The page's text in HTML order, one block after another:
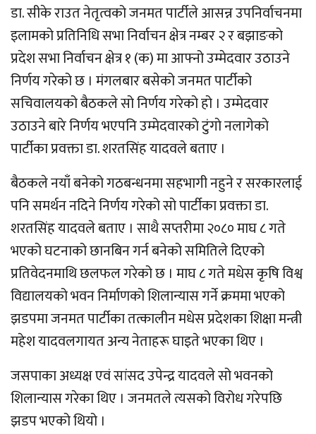
डा. सीके राउत नेतृत्वको जनमत पार्टीले आसन्न उपनिर्वाचनमा
इलामको प्रतिनिधि सभा निर्वाचन क्षेत्र नम्बर २ र बझाङको
प्रदेश सभा निर्वाचन क्षेत्र १ (क) मा आफ्नो उम्मेदवार उठाउने
निर्णय गरेको छ । मंगलबार बसेको जनमत पार्टीको
सचिवालयको बैठकले सो निर्णय गरेको हो । उम्मेदवार
उठाउने बारे निर्णय भएपनि उम्मेदवारकाे टुंगाे नलागेकाे
पार्टीका प्रवक्ता डा. शरतसिंह यादवले बताए ।
बैठकले नयाँ बनेको गठबन्धनमा सहभागी नहुने र सरकारलाई
पनि समर्थन नदिने निर्णय गरेको सो पार्टीका प्रवक्ता डा.
शरतसिंह यादवले बताए । साथै सप्तरीमा २०८० माघ ८ गते
भएको घटनाको छानबिन गर्न बनेको समितिले दिएको
प्रतिवेदनमाथि छलफल गरेको छ । माघ ८ गते मधेस कृषि विश्व
विद्यालयको भवन निर्माणको शिलान्यास गर्ने क्रममा भएको
झडपमा जनमत पार्टीका तत्कालीन मधेस प्रदेशका शिक्षा मन्त्री
महेश यादवलगायत अन्य नेताहरू घाइते भएका थिए ।
जसपाका अध्यक्ष एवं सांसद उपेन्द्र यादवले सो भवनको
शिलान्यास गरेका थिए । जनमतले त्यसको विरोध गरेपछि
झडप भएको थियो ।